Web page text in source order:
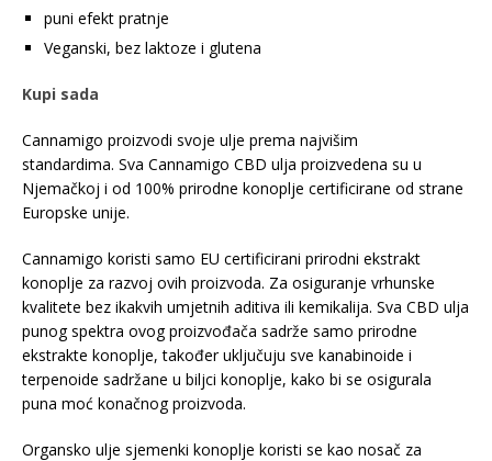
puni efekt pratnje
Veganski, bez laktoze i glutena
Kupi sada
Cannamigo proizvodi svoje ulje prema najvišim
standardima. Sva Cannamigo CBD ulja proizvedena su u
Njemačkoj i od 100% prirodne konoplje certificirane od strane
Europske unije.
Cannamigo koristi samo EU certificirani prirodni ekstrakt
konoplje za razvoj ovih proizvoda. Za osiguranje vrhunske
kvalitete bez ikakvih umjetnih aditiva ili kemikalija. Sva CBD ulja
punog spektra ovog proizvođača sadrže samo prirodne
ekstrakte konoplje, također uključuju sve kanabinoide i
terpenoide sadržane u biljci konoplje, kako bi se osigurala
puna moć konačnog proizvoda.
Organsko ulje sjemenki konoplje koristi se kao nosač za